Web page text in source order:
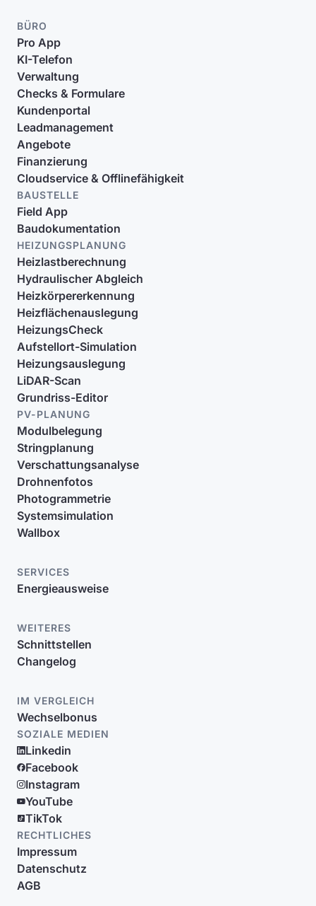
BÜRO
Pro App
KI-Telefon
Verwaltung
Checks & Formulare
Kundenportal
Leadmanagement
Angebote
Finanzierung
Cloudservice & Offlinefähigkeit
BAUSTELLE
Field App
Baudokumentation
HEIZUNGSPLANUNG
Heizlastberechnung
Hydraulischer Abgleich
Heizkörpererkennung
Heizflächenauslegung
HeizungsCheck
Aufstellort-Simulation
Heizungsauslegung
LiDAR-Scan
Grundriss-Editor
PV-PLANUNG
Modulbelegung
Stringplanung
Verschattungsanalyse
Drohnenfotos
Photogrammetrie
Systemsimulation
Wallbox
SERVICES
Energieausweise
WEITERES
Schnittstellen
Changelog
IM VERGLEICH
Wechselbonus
SOZIALE MEDIEN
Linkedin
Facebook
Instagram
YouTube
TikTok
RECHTLICHES
Impressum
Datenschutz
AGB